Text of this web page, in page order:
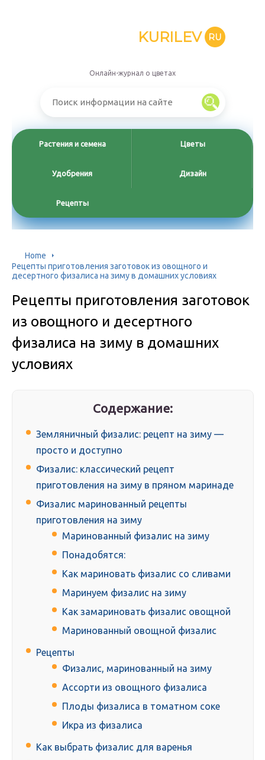
KURILEV RU
Онлайн-журнал о цветах
Растения и семена Цветы
Удобрения Дизайн
Рецепты
Home
Рецепты приготовления заготовок из овощного и
десертного физалиса на зиму в домашних условиях
Рецепты приготовления заготовок
из овощного и десертного
физалиса на зиму в домашних
условиях
Содержание:
Земляничный физалис: рецепт на зиму —
просто и доступно
Физалис: классический рецепт
приготовления на зиму в пряном маринаде
Физалис маринованный рецепты
приготовления на зиму
Маринованный физалис на зиму
Понадобятся:
Как мариновать физалис со сливами
Маринуем физалис на зиму
Как замариновать физалис овощной
Маринованный овощной физалис
Рецепты
Физалис, маринованный на зиму
Ассорти из овощного физалиса
Плоды физалиса в томатном соке
Икра из физалиса
Как выбрать физалис для варенья